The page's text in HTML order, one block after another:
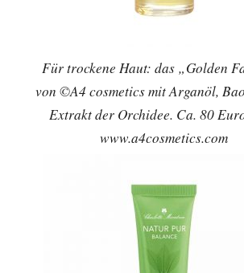
Für trockene Haut: das „Golden
von ©A4 cosmetics mit Arganöl,
Extrakt der Orchidee. Ca. 80
www.a4cosmetics.com